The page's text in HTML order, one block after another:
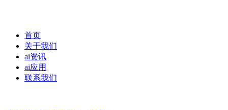
首页
关于我们
ai资讯
ai应用
联系我们